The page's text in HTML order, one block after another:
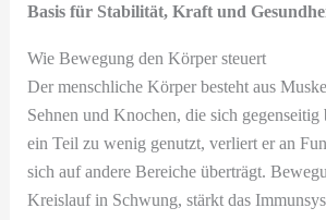
Basis für Stabilität, Kraft und
Wie Bewegung den Körper steuert
Der menschliche Körper besteht aus
Sehnen und Knochen, die sich gegenseitig
ein Teil zu wenig genutzt, verliert er an
sich auf andere Bereiche überträgt.
Kreislauf in Schwung, stärkt das